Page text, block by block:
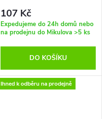
107 Kč
Expedujeme do 24h domů nebo
na prodejnu do Mikulova >5 ks
DO KOŠÍKU
Ihned k odběru na prodejně